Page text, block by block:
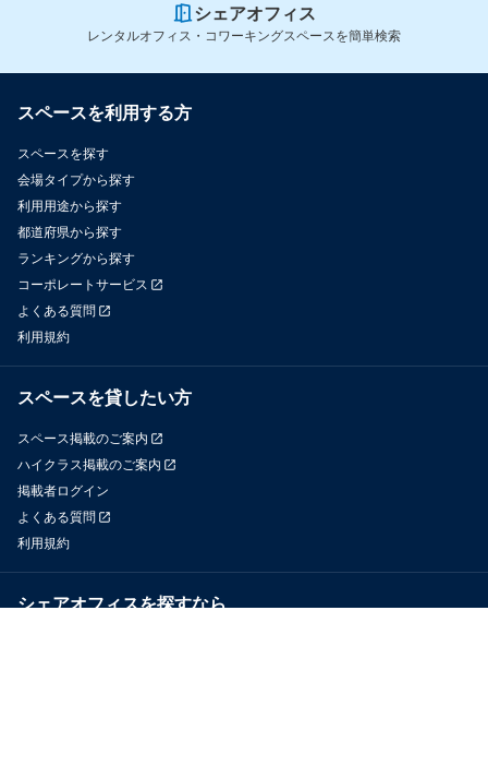
シェアオフィス
レンタルオフィス・コワーキングスペースを簡単検索
スペースを利用する方
スペースを探す
会場タイプから探す
利用用途から探す
都道府県から探す
ランキングから探す
コーポレートサービス
よくある質問
利用規約
スペースを貸したい方
スペース掲載のご案内
ハイクラス掲載のご案内
掲載者ログイン
よくある質問
利用規約
シェアオフィスを探すなら